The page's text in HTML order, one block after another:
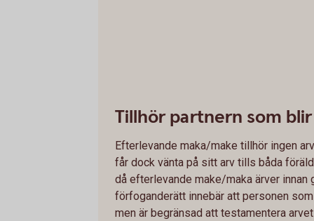
Tillhör partnern som
Efterlevande maka/make tillhör ingen
får dock vänta på sitt arv tills båda
då efterlevande make/maka ärver
förfoganderätt innebär att personen
men är begränsad att testamentera arvet